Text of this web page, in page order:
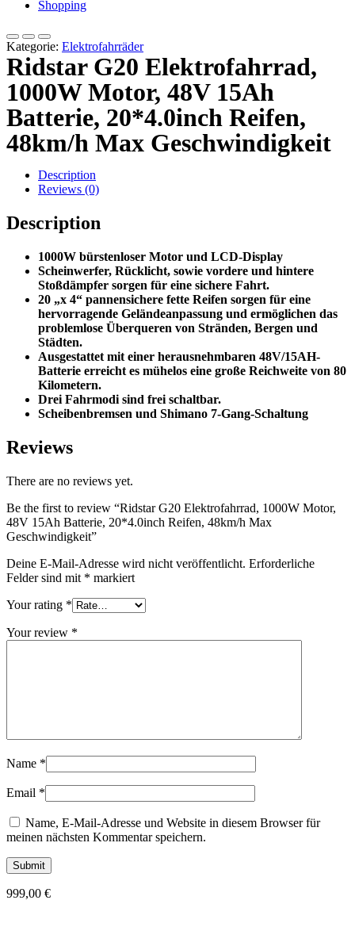
Shopping
Kategorie: Elektrofahrräder
Ridstar G20 Elektrofahrrad,
1000W Motor, 48V 15Ah
Batterie, 20*4.0inch Reifen,
48km/h Max Geschwindigkeit
Description
Reviews (0)
Description
1000W bürstenloser Motor und LCD-Display
Scheinwerfer, Rücklicht, sowie vordere und hintere
Stoßdämpfer sorgen für eine sichere Fahrt.
20 „x 4“ pannensichere fette Reifen sorgen für eine
hervorragende Geländeanpassung und ermöglichen das
problemlose Überqueren von Stränden, Bergen und
Städten.
Ausgestattet mit einer herausnehmbaren 48V/15AH-
Batterie erreicht es mühelos eine große Reichweite von 80
Kilometern.
Drei Fahrmodi sind frei schaltbar.
Scheibenbremsen und Shimano 7-Gang-Schaltung
Reviews
There are no reviews yet.
Be the first to review “Ridstar G20 Elektrofahrrad, 1000W Motor,
48V 15Ah Batterie, 20*4.0inch Reifen, 48km/h Max
Geschwindigkeit”
Deine E-Mail-Adresse wird nicht veröffentlicht. Erforderliche
Felder sind mit * markiert
Your rating *
Your review *
Name *
Email *
Name, E-Mail-Adresse und Website in diesem Browser für
meinen nächsten Kommentar speichern.
999,00 €